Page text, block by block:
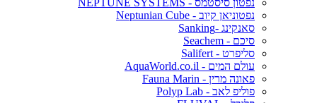
נפטוניאן קיוב - Neptunian Cube
סאנקינג -Sanking
סיכם - Seachem
סליפרט - Salifert
עולם המים - AquaWorld.co.il
פאונה מרין - Fauna Marin
פוליפ לאב - Polyp Lab